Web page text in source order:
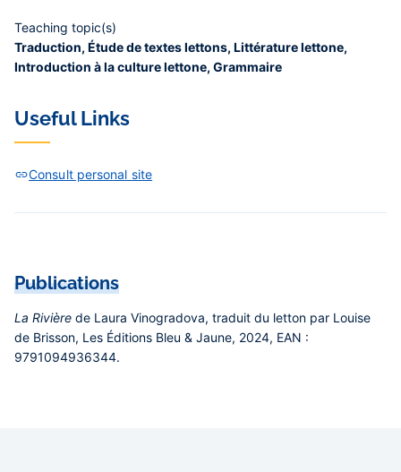
Teaching topic(s)
Traduction, Étude de textes lettons, Littérature lettone,
Introduction à la culture lettone, Grammaire
Useful Links
Consult personal site
Publications
La Rivière de Laura Vinogradova, traduit du letton par Louise
de Brisson, Les Éditions Bleu & Jaune, 2024, EAN :
9791094936344.